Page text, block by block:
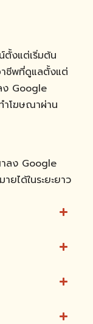
ตั้งแต่เริ่มต้น
าชีพที่ดูแลตั้งแต่
ง Google
ำโฆษณาผ่าน
ลง Google
ยได้ในระยะยาว